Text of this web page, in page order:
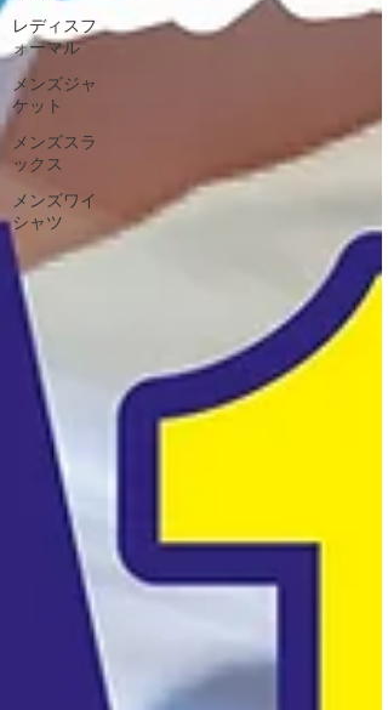
レディスフ
ォーマル
メンズジャ
ケット
メンズスラ
ックス
メンズワイ
シャツ